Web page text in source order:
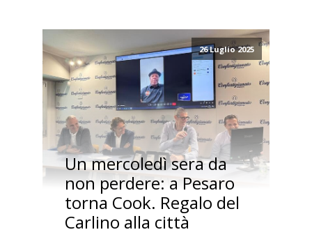
26 Luglio 2025
Un mercoledì sera da
non perdere: a Pesaro
torna Cook. Regalo del
Carlino alla città